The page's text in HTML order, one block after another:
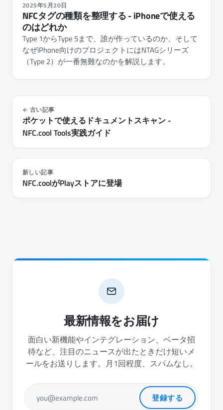
2025年5月20日
NFCタグの種類を整理する - iPhoneで使える
のはどれか
Type 1からType 5まで、誰が作っているのか、そして
なぜiPhone向けのプロジェクトにはNTAGシリーズ
（Type 2）が一番無難なのかを解説します。
古い記事
ポケットで使えるドキュメントスキャン -
NFC.cool Tools実践ガイド
新しい記事
NFC.coolがPlayストアに登場
最新情報をお届け
面白い新機能やインテグレーション、ベータ招
待など、注目のニュースが出たときだけ短いメ
ールをお送りします。月1回程度、スパムなし。
you@example.com 登録する